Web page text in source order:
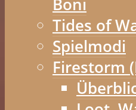
Boni
Tides of
Spielmodi
Firestorm